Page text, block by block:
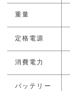
重量
定格電源
消費電力
バッテリー